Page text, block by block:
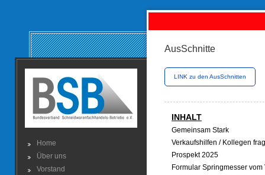
Home
Über uns
Vorstand
AusSchnitte
LINK zu den AusSchnitten
INHALT
Gemeinsam Stark
Verkaufshilfen / Kollegen
Prospekt 2025
Formular Springmesser vom